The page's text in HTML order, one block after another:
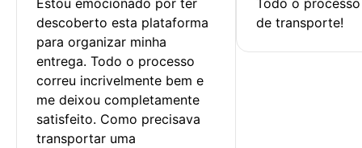
descoberto esta plataforma
para organizar minha
entrega. Todo o processo
correu incrivelmente bem e
me deixou completamente
satisfeito. Como precisava
transportar uma
de transporte!